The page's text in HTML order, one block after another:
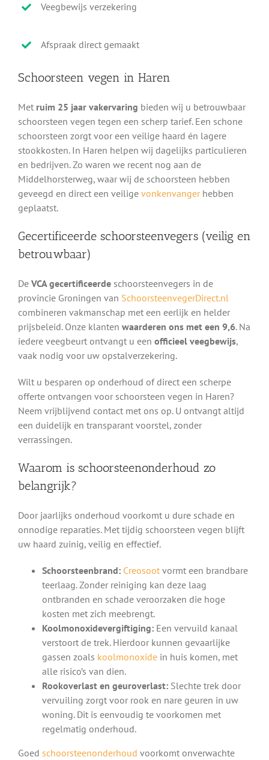
Veegbewijs verzekering
Afspraak direct gemaakt
Schoorsteen vegen in Haren
Met ruim 25 jaar vakervaring bieden wij u betrouwbaar
schoorsteen vegen tegen een scherp tarief. Een schone
schoorsteen zorgt voor een veilige haard én lagere
stookkosten. In Haren helpen wij dagelijks particulieren
en bedrijven. Zo waren we recent nog aan de
Middelhorsterweg, waar wij de schoorsteen hebben
geveegd en direct een veilige vonkenvangerhebben
geplaatst.
Gecertificeerde schoorsteenvegers (veilig en
betrouwbaar)
De VCA gecertificeerdeschoorsteenvegers in de
provincie Groningen van SchoorsteenvegerDirect.nl
combineren vakmanschap met een eerlijk en helder
prijsbeleid. Onze klanten waarderen ons met een 9,6. Na
iedere veegbeurt ontvangt u een officieel veegbewijs,
vaak nodig voor uw opstalverzekering.
Wilt u besparen op onderhoud of direct een scherpe
offerte ontvangen voor schoorsteen vegen in Haren?
Neem vrijblijvend contact met ons op. U ontvangt altijd
een duidelijk en transparant voorstel, zonder
verrassingen.
Waarom is schoorsteenonderhoud zo
belangrijk?
Door jaarlijks onderhoud voorkomt u dure schade en
onnodige reparaties. Met tijdig schoorsteen vegen blijft
uw haard zuinig, veilig en effectief.
Schoorsteenbrand: Creosootvormt een brandbare
teerlaag. Zonder reiniging kan deze laag
ontbranden en schade veroorzaken die hoge
kosten met zich meebrengt.
Koolmonoxidevergiftiging:Een vervuild kanaal
verstoort de trek. Hierdoor kunnen gevaarlijke
gassen zoals koolmonoxidein huis komen, met
alle risico’s van dien.
Rookoverlast en geuroverlast:Slechte trek door
vervuiling zorgt voor rook en nare geuren in uw
woning. Dit is eenvoudig te voorkomen met
regelmatig onderhoud.
Goed schoorsteenonderhoud voorkomt onverwachte